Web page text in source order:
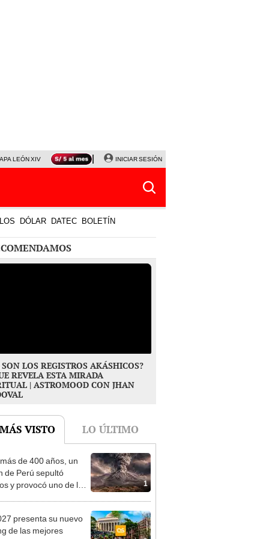
LEÓN XIV NALDY SALDAÑA LA BELLA LUZ
INICIAR SESIÓN
DÓLAR DATEC BOLETÍN
SON LOS REGISTROS AKÁSHICOS?
REVELA ESTA MIRADA
| ASTROMOOD CON JHAN
VISTO LO ÚLTIMO
1
de 400 años, un
de Perú sepultó
y provocó uno de los
presenta su nuevo
de las mejores